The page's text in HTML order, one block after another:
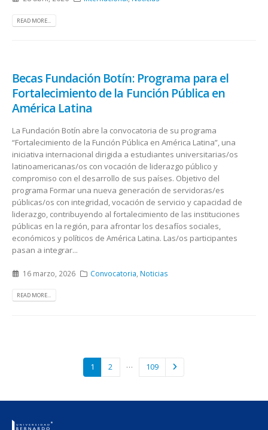
READ MORE...
Becas Fundación Botín: Programa para el
Fortalecimiento de la Función Pública en
América Latina
La Fundación Botín abre la convocatoria de su programa
“Fortalecimiento de la Función Pública en América Latina”, una
iniciativa internacional dirigida a estudiantes universitarias/os
latinoamericanas/os con vocación de liderazgo público y
compromiso con el desarrollo de sus países. Objetivo del
programa Formar una nueva generación de servidoras/es
públicas/os con integridad, vocación de servicio y capacidad de
liderazgo, contribuyendo al fortalecimiento de las instituciones
públicas en la región, para afrontar los desafíos sociales,
económicos y políticos de América Latina. Las/os participantes
pasan a integrar...
16 marzo, 2026 Convocatoria Noticias
READ MORE...
1 2 … 109